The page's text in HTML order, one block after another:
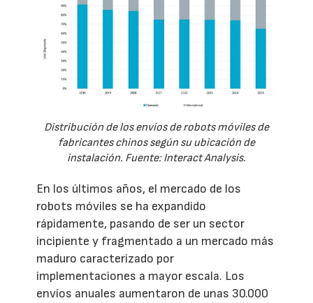
Distribución de los envíos de robots móviles de
fabricantes chinos según su ubicación de
instalación. Fuente: Interact Analysis.
En los últimos años, el mercado de los
robots móviles se ha expandido
rápidamente, pasando de ser un sector
incipiente y fragmentado a un mercado más
maduro caracterizado por
implementaciones a mayor escala. Los
envíos anuales aumentaron de unas 30.000